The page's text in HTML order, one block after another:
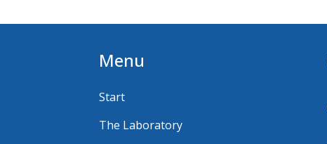
Menu
Start
The Laboratory